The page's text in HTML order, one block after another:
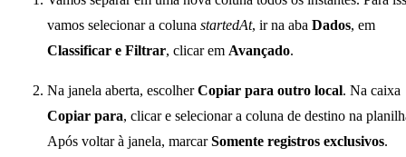
vamos selecionar a coluna startedAt, ir na aba Dados, em
Classificar e Filtrar, clicar em Avançado.
Na janela aberta, escolherCopiar para outro local. Na caixa
Copiar para, clicar e selecionar a coluna de destino na
Após voltar à janela, marcarSomente registros exclusivos.